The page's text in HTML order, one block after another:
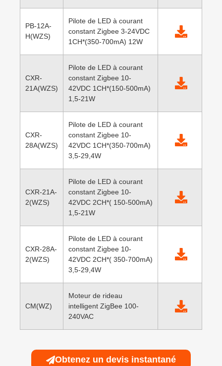
PB-12A-
H(WZS)
Pilote de LED à courant
constant Zigbee 3-24VDC
1CH*(350-700mA) 12W
CXR-
21A(WZS)
Pilote de LED à courant
constant Zigbee 10-
42VDC 1CH*(150-500mA)
1,5-21W
CXR-
28A(WZS)
Pilote de LED à courant
constant Zigbee 10-
42VDC 1CH*(350-700mA)
3,5-29,4W
CXR-21A-
2(WZS)
Pilote de LED à courant
constant Zigbee 10-
42VDC 2CH*( 150-500mA)
1,5-21W
CXR-28A-
2(WZS)
Pilote de LED à courant
constant Zigbee 10-
42VDC 2CH*( 350-700mA)
3,5-29,4W
CM(WZ)
Moteur de rideau
intelligent ZigBee 100-
240VAC
Obtenez un devis instantané